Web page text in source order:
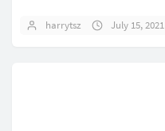
harrytsz July 15, 2021